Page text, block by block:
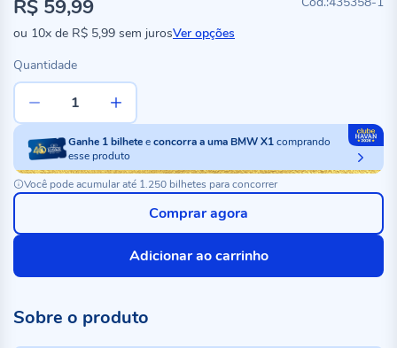
R$ 59,99
ou 10x de R$ 5,99 sem jurosVer opções
Quantidade
Ganhe 1bilheteeconcorra a uma BMW X1comprando
esse produto
Você pode acumular até 1.250 bilhetes para concorrer
Adicionar ao carrinho
Comprar agora
Sobre o produto